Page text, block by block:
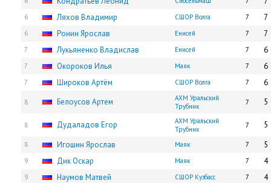
6 Ляхов Владимир СШОР Волга 7 7
6 Ронин Ярослав Енисей 7 7
7 Лукьяненко Владислав Енисей 7 6
7 Окороков Илья Маяк 7 6
7 Широков Артём СШОР Волга 7 6
8 Белоусов Артем
АХМ Уральский
Трубник
7 5
8 Дудаладов Егор
АХМ Уральский
Трубник
7 5
8 Игошин Ярослав Маяк 7 5
9 Дик Оскар Маяк 7 4
9 Наумов Матвей СШОР Кузбасс 7 4